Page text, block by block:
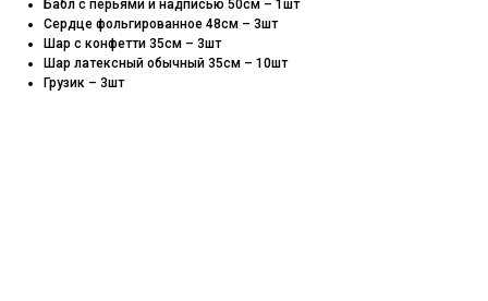
Бабл с перьями и надписью 50см – 1шт
Сердце фольгированное 48см – 3шт
Шар с конфетти 35см – 3шт
Шар латексный обычный 35см – 10шт
Грузик – 3шт